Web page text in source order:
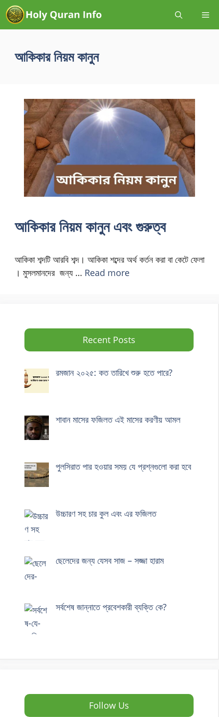
আকিকার নিয়ম কানুন
আকিকার নিয়ম কানুন এবং গুরুত্ব
আকিকা শব্দটি আরবি শব্দ। আকিকা শব্দের অর্থ কর্তন করা বা কেটে ফেলা
। মুসলমানদের জন্য … Read more
Recent Posts
রমজান ২০২৫: কত তারিখে শুরু হতে পারে?
শাবান মাসের ফজিলত এই মাসের করণীয় আমল
পুলসিরাত পার হওয়ার সময় যে প্রশ্নগুলো করা হবে
উচ্চারণ সহ চার কুল এবং এর ফজিলত
ছেলেদের জন্য যেসব সাজ – সজ্জা হারাম
সর্বশেষ জান্নাতে প্রবেশকারী ব্যক্তি কে?
Follow Us